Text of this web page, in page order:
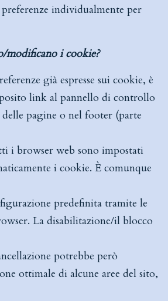
individualmente per
modificano i cookie?
già espresse sui cookie, è
link al pannello di controllo
pagine o nel footer (parte
i browser web sono impostati
i cookie. È comunque
predefinita tramite le
La disabilitazione/il blocco
potrebbe però
ottimale di alcune aree del sito,